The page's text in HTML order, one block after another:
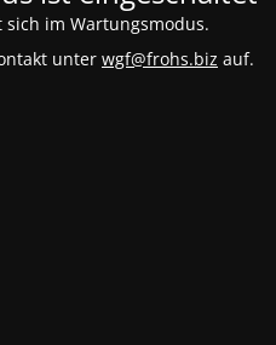
im Wartungsmodus.
unter wgf@frohs.biz auf.